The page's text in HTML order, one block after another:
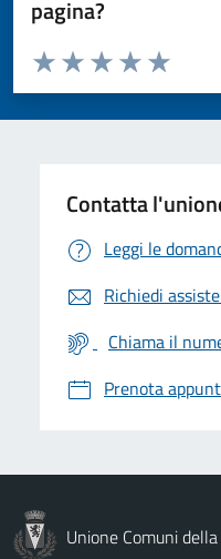
pagina?
Valuta da 1 a 5 stelle la pagina
Valuta 5
Valuta 4
Valuta 3 stelle su
Valuta 2 stelle su 5
Valuta 1 stelle su 5
Contatta
Leggi le
Richiedi
Chiama il
Prenota
Unione Comuni